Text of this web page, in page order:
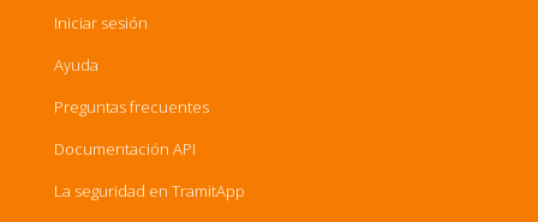
Iniciar sesión
Ayuda
Preguntas frecuentes
Documentación API
La seguridad en TramitApp